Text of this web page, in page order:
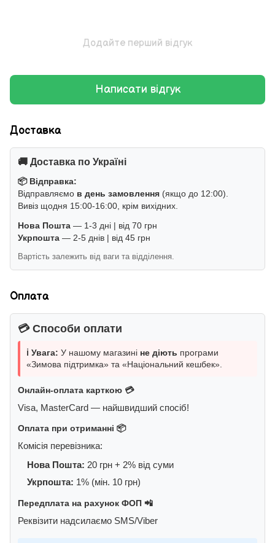
Додайте перший відгук
Написати відгук
Доставка
🚚 Доставка по Україні
📦 Відправка:
Відправляємо в день замовлення (якщо до 12:00).
Вивіз щодня 15:00-16:00, крім вихідних.
Нова Пошта — 1-3 дні | від 70 грн
Укрпошта — 2-5 днів | від 45 грн
Вартість залежить від ваги та відділення.
Оплата
💳 Способи оплати
ℹ️ Увага: У нашому магазині не діють програми
«Зимова підтримка» та «Національний кешбек».
Онлайн-оплата карткою 💳
Visa, MasterCard — найшвидший спосіб!
Оплата при отриманні 📦
Комісія перевізника:
Нова Пошта: 20 грн + 2% від суми
Укрпошта: 1% (мін. 10 грн)
Передплата на рахунок ФОП 📲
Реквізити надсилаємо SMS/Viber